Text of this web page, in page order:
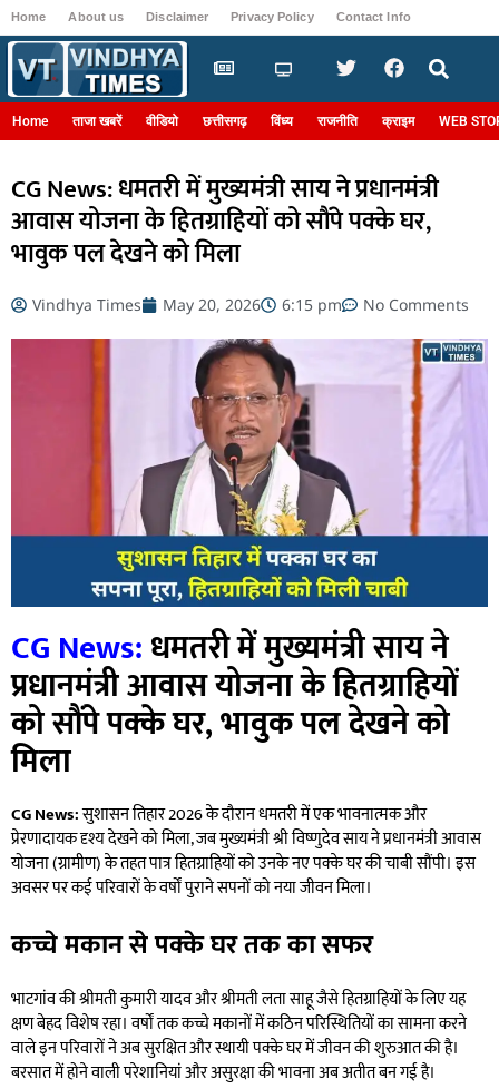
Home About us Disclaimer Privacy Policy Contact Info
Home ताजा खबरें वीडियो छत्तीसगढ़ विंध्य राजनीति क्राइम WEB
CG News: धमतरी में मुख्यमंत्री साय ने प्रधानमंत्री
आवास योजना के हितग्राहियों को सौंपे पक्के घर,
भावुक पल देखने को मिला
Vindhya Times May 20, 2026 6:15 pm No Comments
CG News:धमतरी में मुख्यमंत्री साय ने
प्रधानमंत्री आवास योजना के हितग्राहियों
को सौंपे पक्के घर, भावुक पल देखने को
मिला
CG News:सुशासन तिहार 2026 के दौरान धमतरी में एक भावनात्मक और
प्रेरणादायक दृश्य देखने को मिला, जब मुख्यमंत्री श्री विष्णुदेव साय ने प्रधानमंत्री आवास
योजना (ग्रामीण) के तहत पात्र हितग्राहियों को उनके नए पक्के घर की चाबी सौंपी। इस
अवसर पर कई परिवारों के वर्षों पुराने सपनों को नया जीवन मिला।
कच्चे मकान से पक्के घर तक का सफर
भाटगांव की श्रीमती कुमारी यादव और श्रीमती लता साहू जैसे हितग्राहियों के लिए यह
क्षण बेहद विशेष रहा। वर्षों तक कच्चे मकानों में कठिन परिस्थितियों का सामना करने
वाले इन परिवारों ने अब सुरक्षित और स्थायी पक्के घर में जीवन की शुरुआत की है।
बरसात में होने वाली परेशानियां और असुरक्षा की भावना अब अतीत बन गई है।